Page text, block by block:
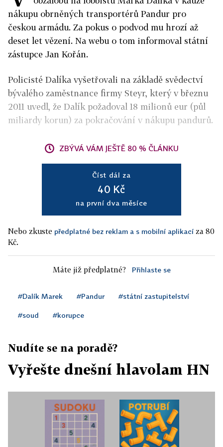
nákupu obrněných transportérů Pandur pro
českou armádu. Za pokus o podvod mu hrozí až
deset let vězení. Na webu o tom informoval státní
zástupce Jan Kořán.
Policisté Dalíka vyšetřovali na základě svědectví
bývalého zaměstnance firmy Steyr, který v březnu
2011 uvedl, že Dalík požadoval 18 milionů eur (půl
miliardy korun) za pokračování v nákupu pandurů.
ZBÝVÁ VÁM JEŠTĚ 80 % ČLÁNKU
Číst dál za
40 Kč
na první dva měsíce
Nebo zkuste předplatné bez reklam a s mobilní aplikací za 80
Kč.
Máte již předplatné? Přihlaste se
#Dalík Marek #Pandur #státní zastupitelství
#soud #korupce
Nudíte se na poradě?
Vyřešte dnešní hlavolam HN